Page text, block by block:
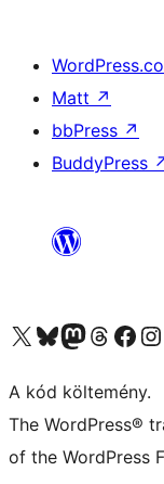
Matt ↗
bbPress ↗
BuddyPress
Visit our X (formerly Twitter) account
Visit our Bluesky account
TwitterVisit our ThreadsVisit
A kód költemény.
The WordPress®
of the WordPress